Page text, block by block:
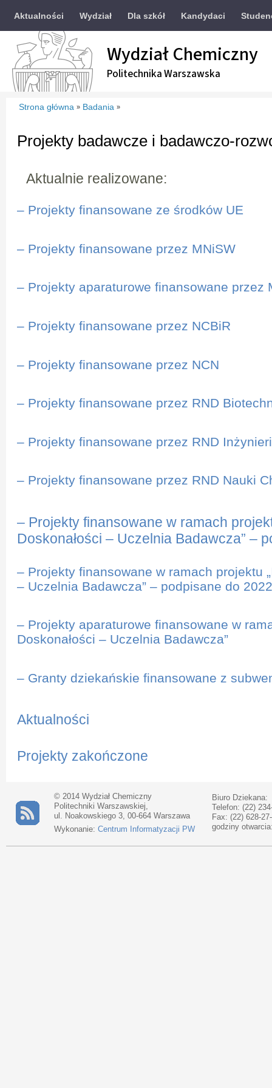
Aktualności Wydział Dla szkół Kandydaci
Wydział Chemiczny
Politechnika Warszawska
Strona główna » Badania »
Projekty badawcze i badawczo-
Aktualnie realizowane:
– Projekty finansowane ze środków UE
– Projekty finansowane przez MNiSW
– Projekty aparaturowe finansowane przez
– Projekty finansowane przez NCBiR
– Projekty finansowane przez NCN
– Projekty finansowane przez RND
– Projekty finansowane przez RND
– Projekty finansowane przez RND Nauki
– Projekty finansowane w ramach
Doskonałości – Uczelnia Badawcza” –
– Projekty finansowane w ramach projektu
– Uczelnia Badawcza” – podpisane do
– Projekty aparaturowe finansowane w
Doskonałości – Uczelnia Badawcza”
– Granty dziekańskie finansowane z
Aktualności
Projekty zakończone
© 2014 Wydział Chemiczny
Politechniki Warszawskiej,
ul. Noakowskiego 3, 00-664 Warszawa
Wykonanie: Centrum Informatyzacji PW
Biuro Dziekana:
Telefon: (22)
Fax: (22) 628-
godziny